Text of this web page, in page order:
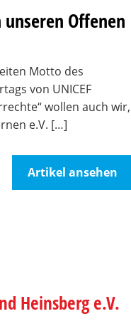
Offenen
Motto des
von UNICEF
wollen auch wir,
e.V. […]
Artikel ansehen
Heinsberg e.V.